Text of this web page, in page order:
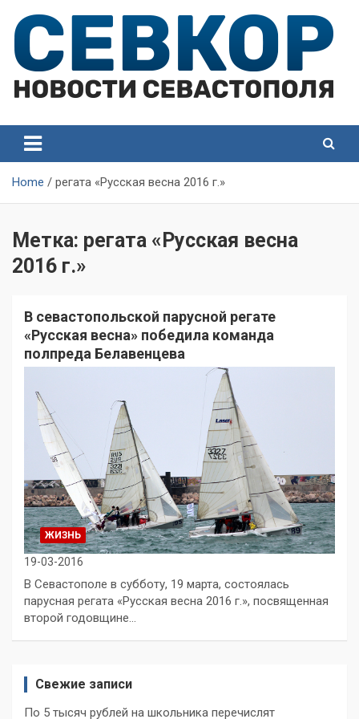
content
Севастополя
Севастополя
Home регата «Русская весна 2016 г.»
Метка: регата «Русская весна
2016 г.»
В севастопольской парусной регате
«Русская весна» победила команда
полпреда Белавенцева
ЖИЗНЬ
19-03-2016
В Севастополе в субботу, 19 марта, состоялась
парусная регата «Русская весна 2016 г.», посвященная
второй годовщине…
Свежие записи
По 5 тысяч рублей на школьника перечислят